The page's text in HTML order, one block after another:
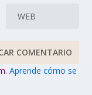
Aprende cómo se